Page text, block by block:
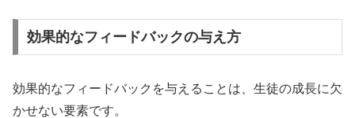
効果的なフィードバックの与え方
効果的なフィードバックを与えることは、生徒の成長に欠
かせない要素です。